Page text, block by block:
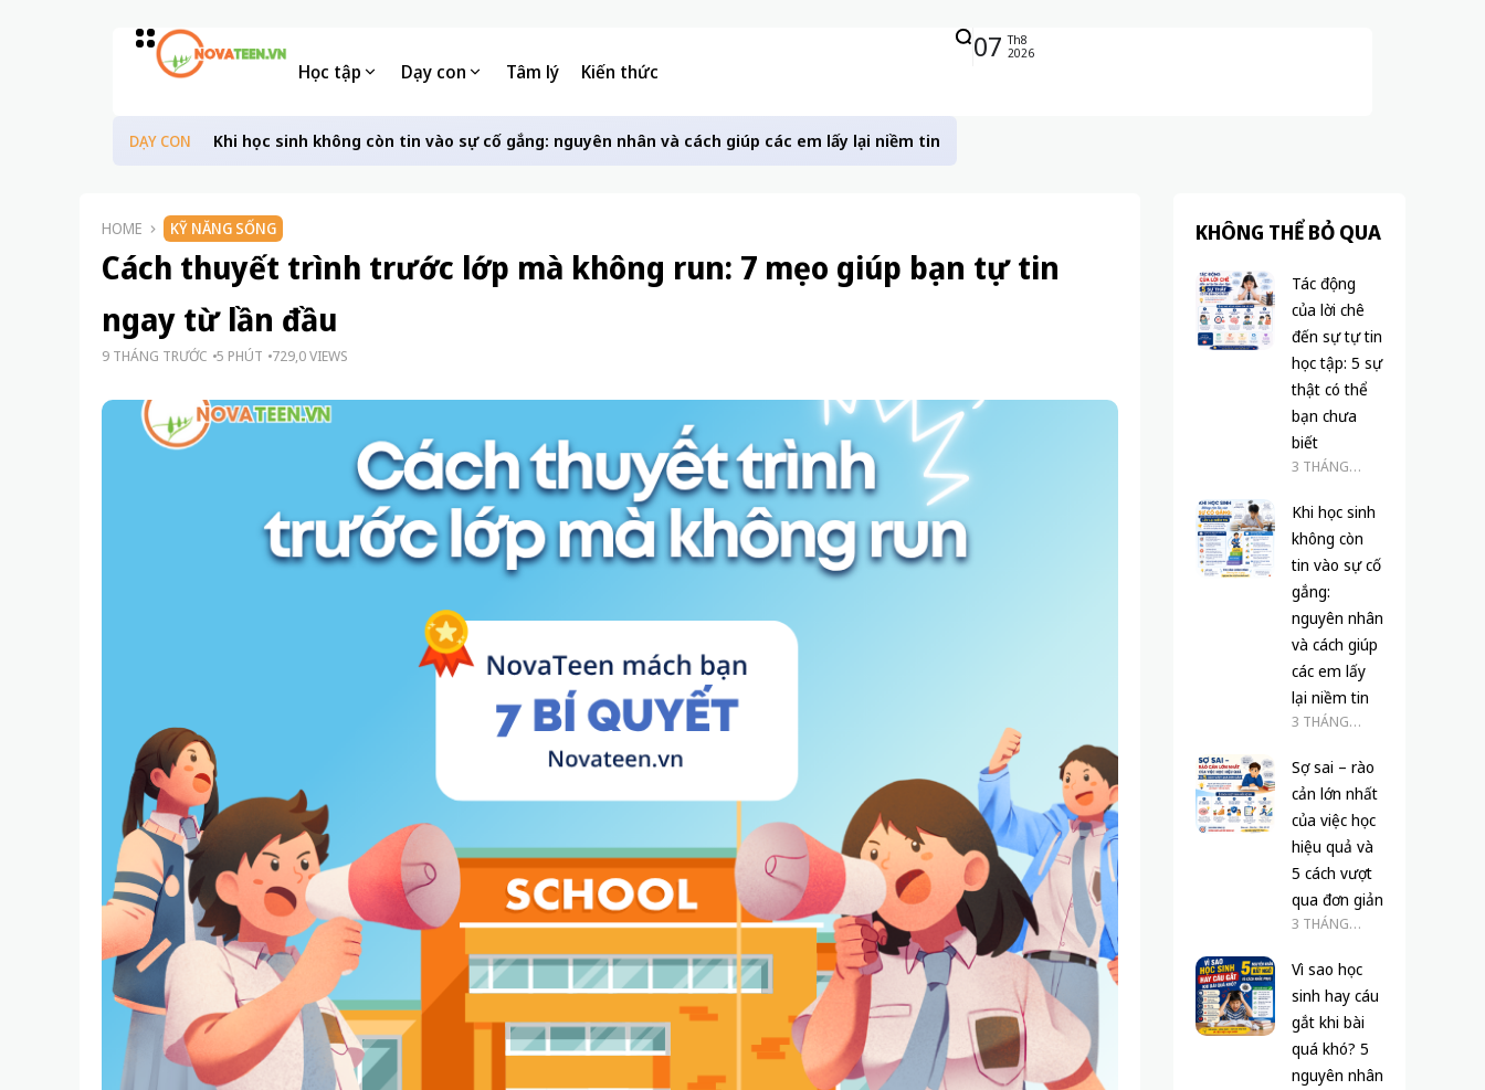
Học tập Dạy con Tâm lý Kiến thức
07 Th8
2026
DẠY CON Khi học sinh không còn tin vào sự cố gắng: nguyên nhân và cách giúp các em lấy lại niềm tin
HOME KỸ NĂNG SỐNG
Cách thuyết trình trước lớp mà không run: 7 mẹo giúp bạn tự tin
ngay từ lần đầu
9 THÁNG TRƯỚC 5 PHÚT 729,0 VIEWS
KHÔNG THỂ BỎ QUA
Tác động
của lời chê
đến sự tự tin
học tập: 5 sự
thật có thể
bạn chưa
biết
3 THÁNG
Khi học sinh
không còn
tin vào sự cố
gắng:
nguyên nhân
và cách giúp
các em lấy
lại niềm tin
3 THÁNG
Sợ sai – rào
cản lớn nhất
của việc học
hiệu quả và
5 cách vượt
qua đơn giản
3 THÁNG
Vì sao học
sinh hay cáu
gắt khi bài
quá khó? 5
nguyên nhân